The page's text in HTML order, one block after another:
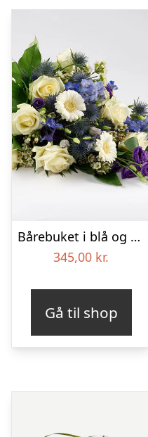
Bårebuket i blå og hvide nuancer – Blomster til begravelse
345,00 kr.
Gå til shop